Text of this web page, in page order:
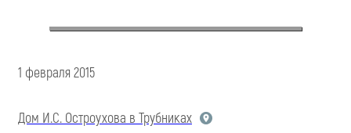
1 февраля 2015
Дом И.С. Остроухова в Трубниках